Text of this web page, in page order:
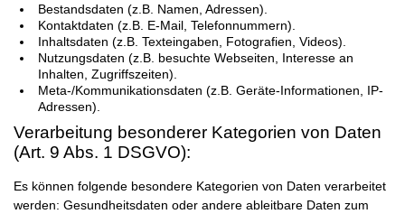
Bestandsdaten (z.B. Namen, Adressen).
Kontaktdaten (z.B. E-Mail, Telefonnummern).
Inhaltsdaten (z.B. Texteingaben, Fotografien, Videos).
Nutzungsdaten (z.B. besuchte Webseiten, Interesse an
Inhalten, Zugriffszeiten).
Meta-/Kommunikationsdaten (z.B. Geräte-Informationen, IP-
Adressen).
Verarbeitung besonderer Kategorien von Daten
(Art. 9 Abs. 1 DSGVO):
Es können folgende besondere Kategorien von Daten verarbeitet
werden: Gesundheitsdaten oder andere ableitbare Daten zum